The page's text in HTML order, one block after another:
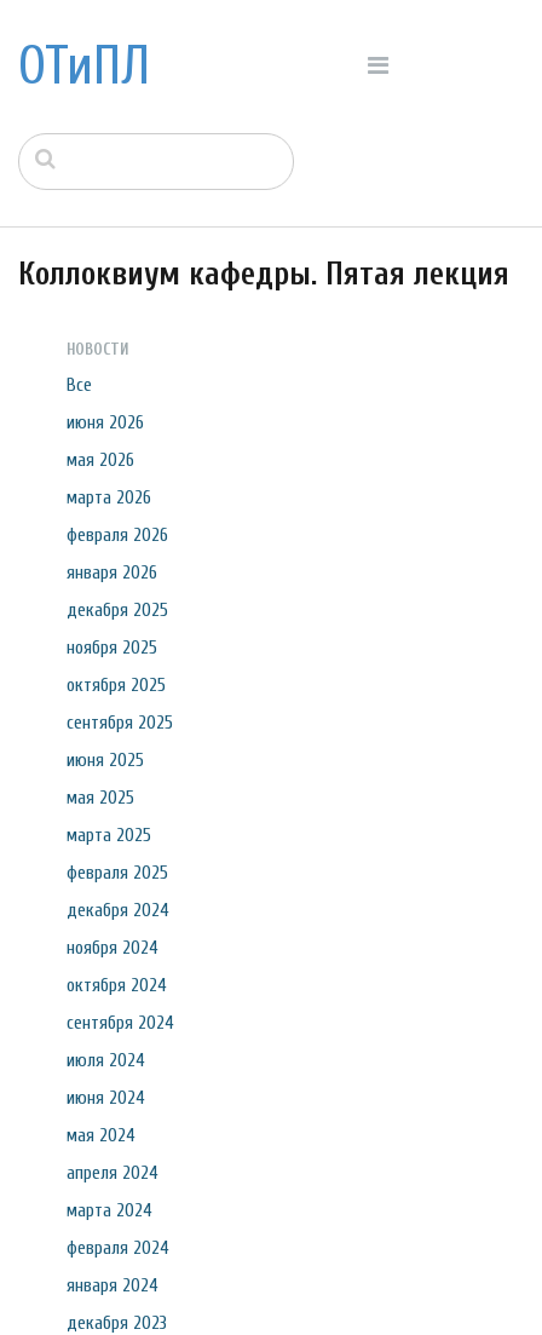
ОТиПЛ
Коллоквиум кафедры. Пятая лекция
НОВОСТИ
Все
июня 2026
мая 2026
марта 2026
февраля 2026
января 2026
декабря 2025
ноября 2025
октября 2025
сентября 2025
июня 2025
мая 2025
марта 2025
февраля 2025
декабря 2024
ноября 2024
октября 2024
сентября 2024
июля 2024
июня 2024
мая 2024
апреля 2024
марта 2024
февраля 2024
января 2024
декабря 2023